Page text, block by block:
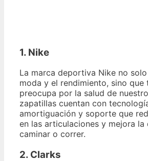
1. Nike
La marca deportiva Nike no
moda y el rendimiento, sino que
preocupa por la salud de
zapatillas cuentan con
amortiguación y soporte que
en las articulaciones y mejora la
caminar o correr.
2. Clarks